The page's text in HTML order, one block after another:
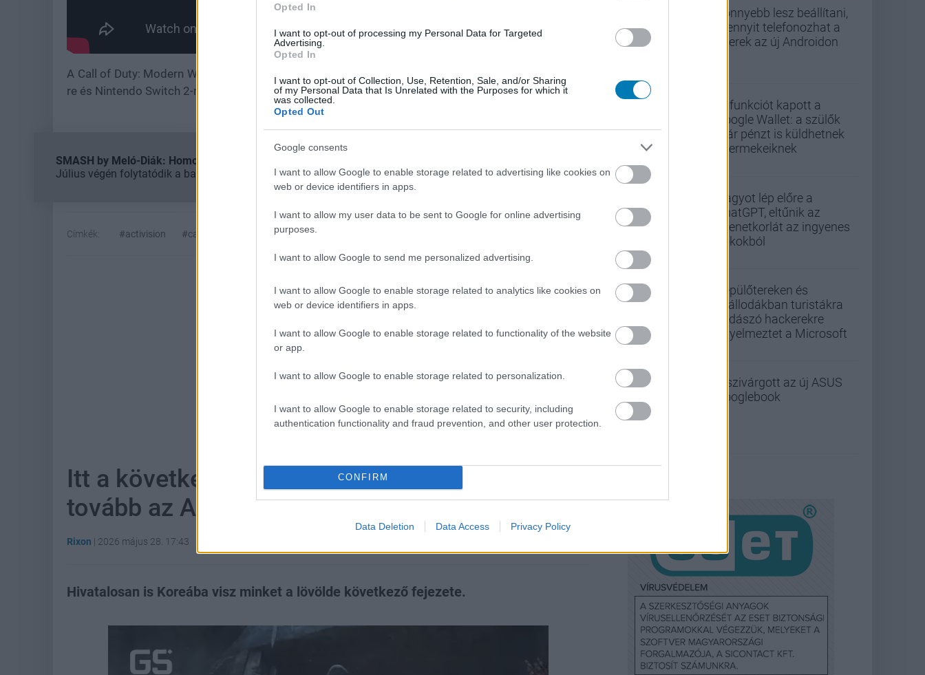
Opted In
I want to opt-out of processing my Personal Data for Targeted
Advertising.
Opted In
I want to opt-out of Collection, Use, Retention, Sale, and/or Sharing
of my Personal Data that Is Unrelated with the Purposes for which it
was collected.
Opted Out
Google consents
I want to allow Google to enable storage related to advertising like cookies on
web or device identifiers in apps.
I want to allow my user data to be sent to Google for online advertising
purposes.
I want to allow Google to send me personalized advertising.
I want to allow Google to enable storage related to analytics like cookies on
web or device identifiers in apps.
I want to allow Google to enable storage related to functionality of the website
or app.
I want to allow Google to enable storage related to personalization.
I want to allow Google to enable storage related to security, including
authentication functionality and fraud prevention, and other user protection.
CONFIRM
Data Deletion Data Access Privacy Policy
A Call of Duty: Modern Warfare 4 október 23-án jelenik meg PlayStation 5-re, Xbox Series X|S-re, PC-
re és Nintendo Switch 2-re. A megjelenés előtt nyílt bétateszt is várható.
SMASH by Meló-Diák: Homok, zene és a nyár legjobb hangulata – Jön a második forduló! (X)
Július végén folytatódik a balatoni strandröplabda-sorozat.
Címkék: #activision #call of duty #modern warfare 4
Hozzászólások
Itt a következő Call of Duty előzetese, nem várt
tovább az Activision a szivárgások után
Rixon | 2026 május 28. 17:43
Hivatalosan is Koreába visz minket a lövölde következő fejezete.
Könnyebb lesz beállítani,
mennyit telefonozhat a
gyerek az új Androidon
Új funkciót kapott a
Google Wallet: a szülők
már pénzt is küldhetnek
gyermekeiknek
Nagyot lép előre a
ChatGPT, eltűnik az
üzenetkorlát az ingyenes
fiókokból
Repülőtereken és
szállodákban turistákra
vadászó hackerekre
figyelmeztet a Microsoft
Kiszivárgott az új ASUS
Googlebook